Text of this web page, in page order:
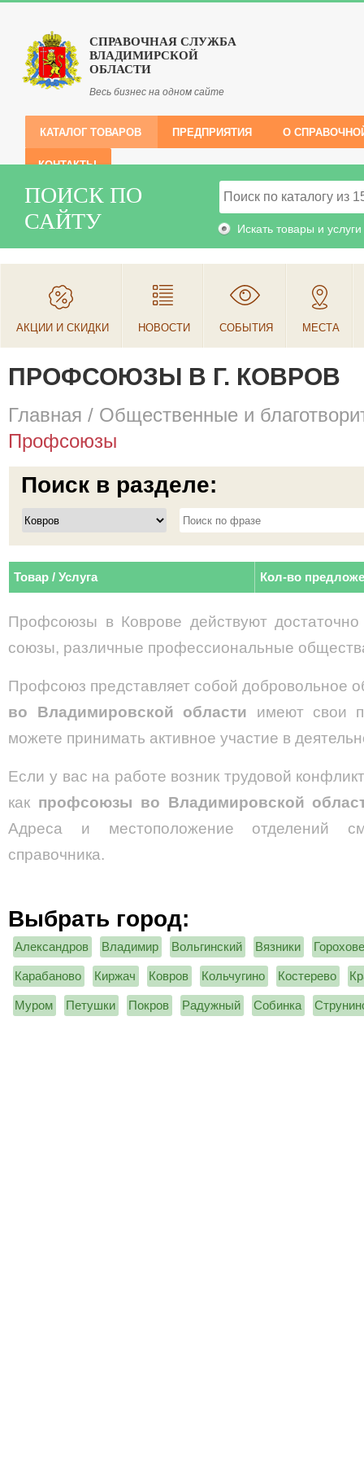
СПРАВОЧНАЯ СЛУЖБА
ВЛАДИМИРСКОЙ
ОБЛАСТИ
Весь бизнес на одном сайте
КАТАЛОГ ТОВАРОВ ПРЕДПРИЯТИЯ О
КОНТАКТЫ
ПОИСК ПО
САЙТУ
Искать товары и услуги
АКЦИИ И СКИДКИ НОВОСТИ СОБЫТИЯ МЕСТА
ПРОФСОЮЗЫ В Г. КОВРОВ
Главная / Общественные и
Профсоюзы
Поиск в разделе:
Товар / Услуга Кол-во
Профсоюзы в Коврове действуют
союзы, различные профессиональные
Профсоюз представляет собой добровольное
во Владимировской области имеют свои
можете принимать активное участие в
Если у вас на работе возник трудовой
как профсоюзы во Владимировской
Адреса и местоположение отделений
справочника.
Выбрать город:
Александров Владимир Вольгинский Вязники
Карабаново Киржач Ковров Кольчугино Костерево
Муром Петушки Покров Радужный Собинка